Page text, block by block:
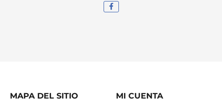
MAPA DEL SITIO MI CUENTA